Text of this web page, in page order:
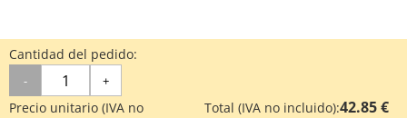
Cantidad del pedido:
- +
Precio unitario (IVA no
Total (IVA no incluido):42.85 €